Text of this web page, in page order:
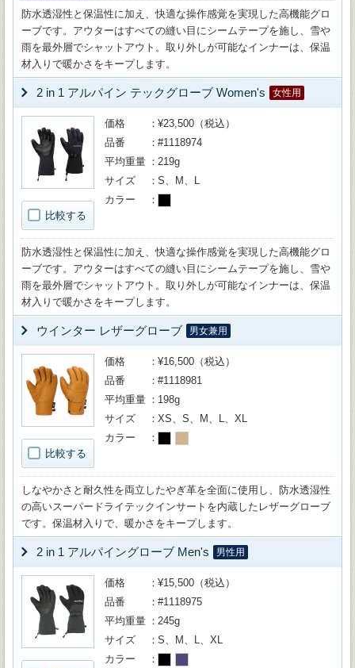
防水透湿性と保温性に加え、快適な操作感覚を実現した高機能グロ
ーブです。アウターはすべての縫い目にシームテープを施し、雪や
雨を最外層でシャットアウト。取り外しが可能なインナーは、保温
材入りで暖かさをキープします。
2 in 1 アルパイン テックグローブ Women's 女性用
比較する
価格
¥23,500（税込）
品番
#1118974
平均重量
219g
サイズ
S、M、L
カラー
防水透湿性と保温性に加え、快適な操作感覚を実現した高機能グロ
ーブです。アウターはすべての縫い目にシームテープを施し、雪や
雨を最外層でシャットアウト。取り外しが可能なインナーは、保温
材入りで暖かさをキープします。
ウインター レザーグローブ 男女兼用
比較する
価格
¥16,500（税込）
品番
#1118981
平均重量
198g
サイズ
XS、S、M、L、XL
カラー
しなやかさと耐久性を両立したやぎ革を全面に使用し、防水透湿性
の高いスーパードライテックインサートを内蔵したレザーグローブ
です。保温材入りで、暖かさをキープします。
2 in 1 アルパイングローブ Men's 男性用
価格
¥15,500（税込）
品番
#1118975
平均重量
245g
サイズ
S、M、L、XL
カラー